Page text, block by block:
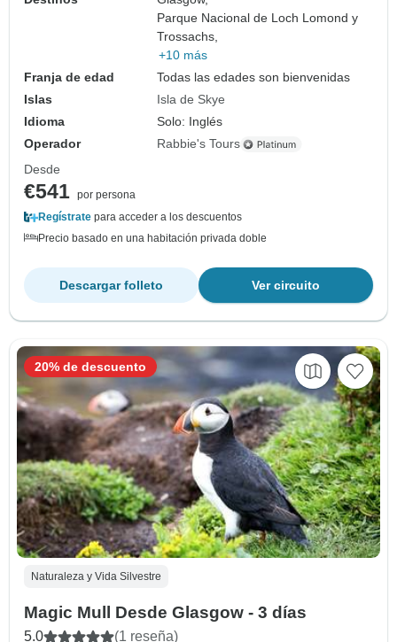
Parque Nacional de Loch Lomond y
Trossachs,
+10 más
Franja de edad
Todas las edades son bienvenidas
Islas
Isla de Skye
Idioma
Solo: Inglés
Operador
Rabbie's Tours
Desde
€541 por persona
Regístrate para acceder a los descuentos
Precio basado en una habitación privada doble
Ver circuito
Descargar folleto
Naturaleza y Vida Silvestre
Magic Mull Desde Glasgow - 3 días
5.0 (1 reseña)
20% de descuento